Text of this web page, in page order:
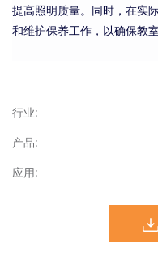
提高照明质量。同时，在实
和维护保养工作，以确保教
行业:
产品:
应用: